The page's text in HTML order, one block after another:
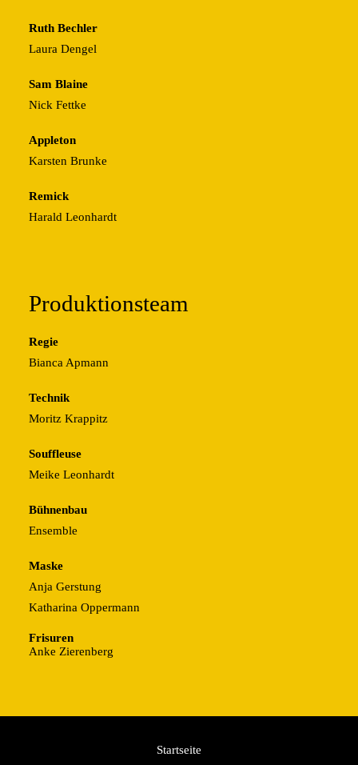
Ruth Bechler
Laura Dengel
Sam Blaine
Nick Fettke
Appleton
Karsten Brunke
Remick
Harald Leonhardt
Produktionsteam
Regie
Bianca Apmann
Technik
Moritz Krappitz
Souffleuse
Meike Leonhardt
Bühnenbau
Ensemble
Maske
Anja Gerstung
Katharina Oppermann
Frisuren
Anke Zierenberg
Startseite